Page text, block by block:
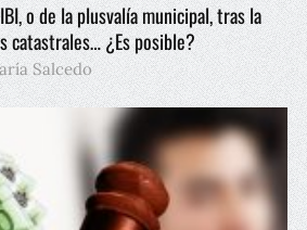
o de la plusvalía municipal, tras la
catastrales… ¿Es posible?
Salcedo